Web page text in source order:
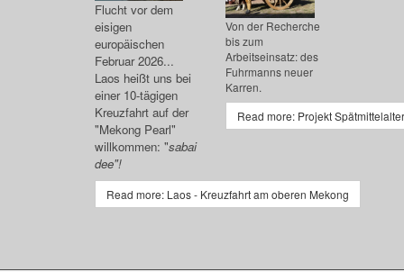
Flucht vor dem
eisigen
europäischen
Februar 2026...
Laos heißt uns bei
einer 10-tägigen
Kreuzfahrt auf der
"Mekong Pearl"
willkommen: "sabai
dee"!
Read more: Laos - Kreuzfahrt am oberen Mekong
Von der Recherche
bis zum
Arbeitseinsatz: des
Fuhrmanns neuer
Karren.
Read more: Projekt